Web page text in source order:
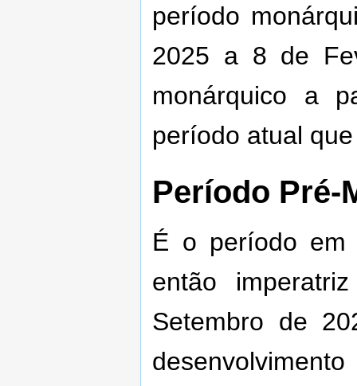
período
2025 a 8 de
monárquico a
período atual
Período Pré-
É o período em
então
Setembro de